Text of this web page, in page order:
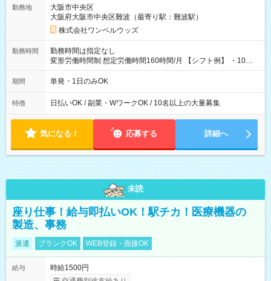
勤務地
大阪市中央区
大阪府大阪市中央区難波（最寄り駅：難波駅）
株式会社ワンベルウッズ
勤務時間
勤務時間は指定なし
変形労働時間制 想定労働時間160時間/月 【シフト例】 ・10：
00～20：00
期間 単発・1日のみOK
特徴 日払いOK / 副業・WワークOK / 10名以上の大量募集
気になる！ 応募する 詳細へ
未読
座り仕事！給与即払いOK！駅チカ！医療機器の
製造、事務
派遣 ブランクOK WEB登録・面接OK
給与
時給1500円